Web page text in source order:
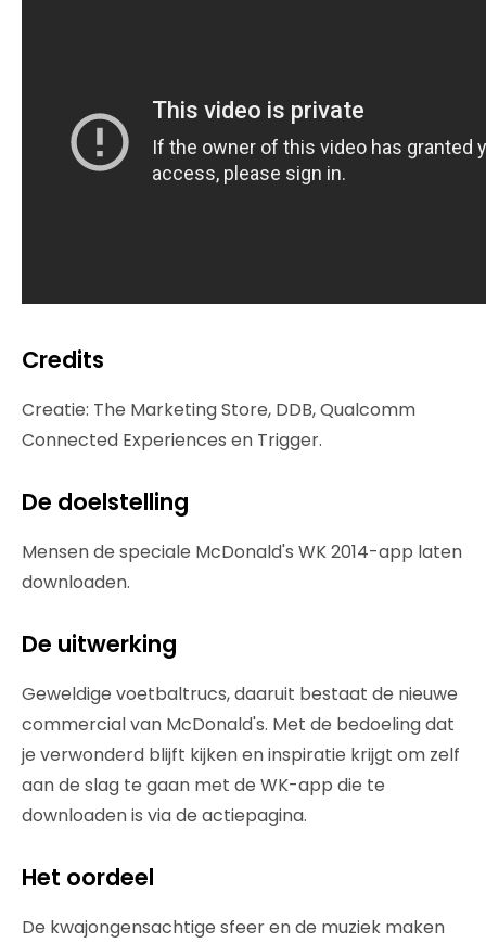
Credits
Creatie: The Marketing Store, DDB, Qualcomm
Connected Experiences en Trigger.
De doelstelling
Mensen de speciale McDonald's WK 2014-app laten
downloaden.
De uitwerking
Geweldige voetbaltrucs, daaruit bestaat de nieuwe
commercial van McDonald's. Met de bedoeling dat
je verwonderd blijft kijken en inspiratie krijgt om zelf
aan de slag te gaan met de WK-app die te
downloaden is via de actiepagina.
Het oordeel
De kwajongensachtige sfeer en de muziek maken